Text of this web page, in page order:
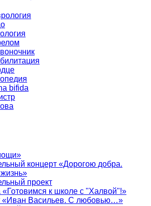
bifida
концерт «Дорогою добра.
проект
к школе с "Халвой"!»
«Иван Васильев. С любовью…»